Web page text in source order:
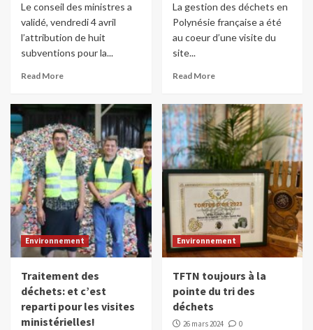
Le conseil des ministres a
validé, vendredi 4 avril
l’attribution de huit
subventions pour la...
Read More
La gestion des déchets en
Polynésie française a été
au coeur d’une visite du
site...
Read More
Environnement
Traitement des
déchets: et c’est
reparti pour les visites
ministérielles!
Environnement
TFTN toujours à la
pointe du tri des
déchets
26 mars 2024 0